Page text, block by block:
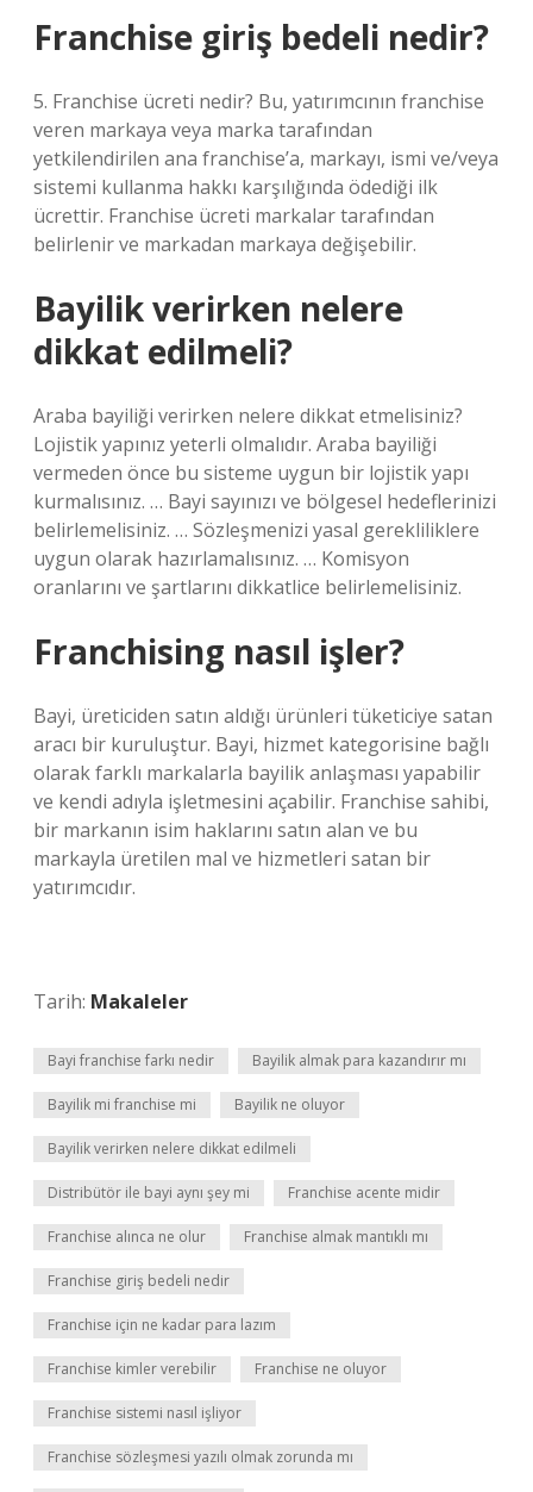
Franchise giriş bedeli nedir?
5. Franchise ücreti nedir? Bu, yatırımcının franchise
veren markaya veya marka tarafından
yetkilendirilen ana franchise’a, markayı, ismi ve/veya
sistemi kullanma hakkı karşılığında ödediği ilk
ücrettir. Franchise ücreti markalar tarafından
belirlenir ve markadan markaya değişebilir.
Bayilik verirken nelere
dikkat edilmeli?
Araba bayiliği verirken nelere dikkat etmelisiniz?
Lojistik yapınız yeterli olmalıdır. Araba bayiliği
vermeden önce bu sisteme uygun bir lojistik yapı
kurmalısınız. … Bayi sayınızı ve bölgesel hedeflerinizi
belirlemelisiniz. … Sözleşmenizi yasal gerekliliklere
uygun olarak hazırlamalısınız. … Komisyon
oranlarını ve şartlarını dikkatlice belirlemelisiniz.
Franchising nasıl işler?
Bayi, üreticiden satın aldığı ürünleri tüketiciye satan
aracı bir kuruluştur. Bayi, hizmet kategorisine bağlı
olarak farklı markalarla bayilik anlaşması yapabilir
ve kendi adıyla işletmesini açabilir. Franchise sahibi,
bir markanın isim haklarını satın alan ve bu
markayla üretilen mal ve hizmetleri satan bir
yatırımcıdır.
Tarih: Makaleler
Bayi franchise farkı nedir Bayilik almak para kazandırır mı
Bayilik mi franchise mi Bayilik ne oluyor
Bayilik verirken nelere dikkat edilmeli
Distribütör ile bayi aynı şey mi Franchise acente midir
Franchise alınca ne olur Franchise almak mantıklı mı
Franchise giriş bedeli nedir
Franchise için ne kadar para lazım
Franchise kimler verebilir Franchise ne oluyor
Franchise sistemi nasıl işliyor
Franchise sözleşmesi yazılı olmak zorunda mı